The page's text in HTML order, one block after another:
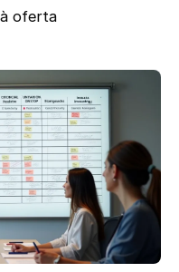
oferta